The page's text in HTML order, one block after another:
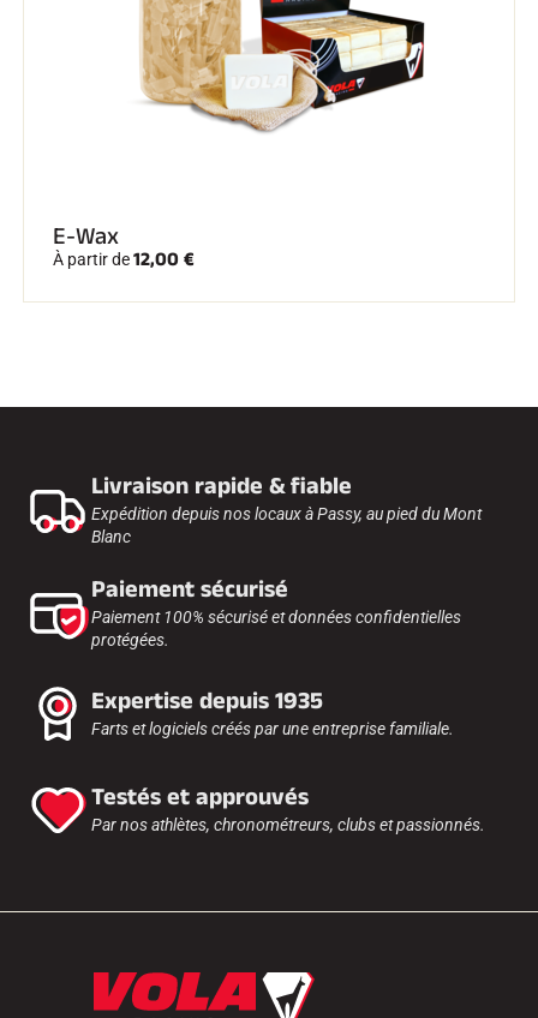
E-Wax
À partir de12,00 €
Livraison rapide & fiable
Expédition depuis nos locaux à Passy, au pied du Mont
Blanc
Paiement sécurisé
Paiement 100% sécurisé et données confidentielles
protégées.
Expertise depuis 1935
Farts et logiciels créés par une entreprise familiale.
Testés et approuvés
Par nos athlètes, chronométreurs, clubs et passionnés.